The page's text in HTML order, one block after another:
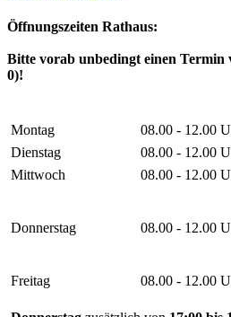
Öffnungszeiten Rathaus:
Bitte vorab unbedingt einen Termin
0)!
Montag 08.00 - 12.00
Dienstag
08.00 - 12.00
Mittwoch
08.00 - 12.00
Donnerstag 08.00 - 12.00
Freitag 08.00 - 12.00